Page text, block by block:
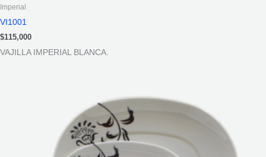
Imperial
VI1001
$115,000
VAJILLA IMPERIAL BLANCA.